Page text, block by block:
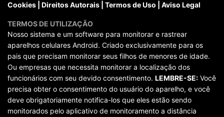
Cookies
Direitos Autorais Termos de Uso Aviso Legal
TERMOS DE UTILIZAÇÃO
Nosso sistema e um software para monitorar e rastrear
aparelhos celulares Android. Criado exclusivamente para os
pais que precisam monitorar seus filhos de menores de idade.
Ou empresas que necessita monitorar a localização dos
funcionários com seu devido consentimento. LEMBRE-SE: Você
precisa obter o consentimento do usuário do aparelho, e você
deve obrigatoriamente notifica-los que eles estão sendo
monitorados pelo aplicativo de monitoramento a distância